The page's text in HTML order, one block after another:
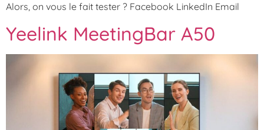
Alors, on vous le fait tester ? Facebook LinkedIn Email
Yeelink MeetingBar A50